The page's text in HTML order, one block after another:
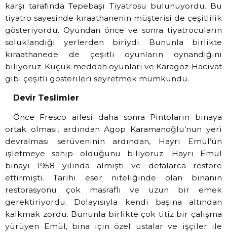
karşı tarafında Tepebaşı Tiyatrosu bulunuyordu. Bu
tiyatro sayesinde kıraathanenin müşterisi de çeşitlilik
gösteriyordu. Oyundan önce ve sonra tiyatrocuların
soluklandığı yerlerden biriydi. Bununla birlikte
kıraathanede de çeşitli oyunların oynandığını
biliyoruz. Küçük meddah oyunları ve Karagöz-Hacivat
gibi çeşitli gösterileri seyretmek mümkündü.
Devir Teslimler
Önce Fresco ailesi daha sonra Pintoların binaya
ortak olması, ardından Agop Karamanoğlu’nun yeri
devralması serüveninin ardından, Hayri Emül’ün
işletmeye sahip olduğunu biliyoruz. Hayri Emül
binayı 1958 yılında almıştı ve defalarca restore
ettirmişti. Tarihi eser niteliğinde olan binanın
restorasyonu çok masraflı ve uzun bir emek
gerektiriyordu. Dolayısıyla kendi başına altından
kalkmak zordu. Bununla birlikte çok titiz bir çalışma
yürüyen Emül, bina için özel ustalar ve işçiler ile